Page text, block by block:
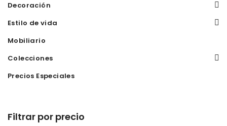
Decoración
Estilo de vida
Mobiliario
Colecciones
Precios Especiales
Filtrar por precio